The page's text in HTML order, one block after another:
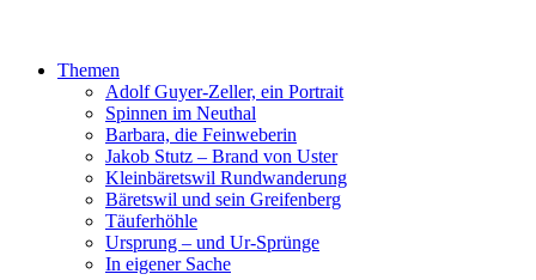
Themen
Adolf Guyer-Zeller, ein Portrait
Spinnen im Neuthal
Barbara, die Feinweberin
Jakob Stutz – Brand von Uster
Kleinbäretswil Rundwanderung
Bäretswil und sein Greifenberg
Täuferhöhle
Ursprung – und Ur-Sprünge
In eigener Sache